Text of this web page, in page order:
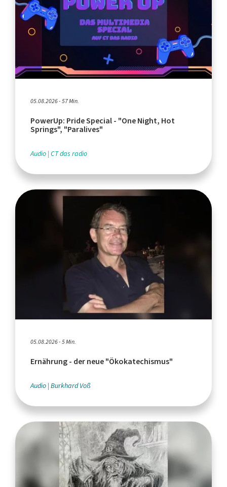
05.08.2026 - 57 Min.
PowerUp: Pride Special - "One Night, Hot
Springs", "Paralives"
Audio CT das radio
05.08.2026 - 5 Min.
Ernährung - der neue "Ökokatechismus"
Audio Burkhard Voß